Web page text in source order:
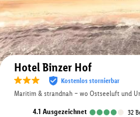
Hotel Binzer Hof
Kostenlos stornierbar
Maritim & strandnah – wo Ostseeluft und
4.1 ausgezeichnet 32